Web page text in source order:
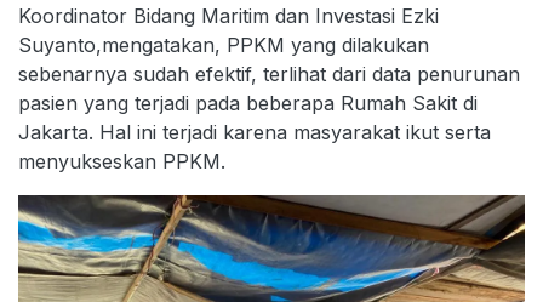
Koordinator Bidang Maritim dan Investasi Ezki
Suyanto,mengatakan, PPKM yang dilakukan
sebenarnya sudah efektif, terlihat dari data penurunan
pasien yang terjadi pada beberapa Rumah Sakit di
Jakarta. Hal ini terjadi karena masyarakat ikut serta
menyukseskan PPKM.